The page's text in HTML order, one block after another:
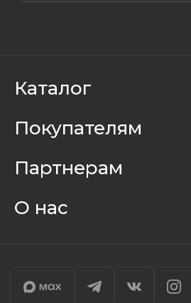
Каталог
Покупателям
Партнерам
О нас